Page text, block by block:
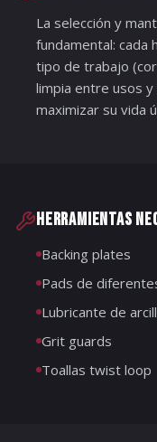
La selección y
fundamental: cada
tipo de trabajo
limpia entre usos
maximizar su vida
HERRAMIENTAS
Backing plates
Pads de
Lubricante de
Grit guards
Toallas twist loop